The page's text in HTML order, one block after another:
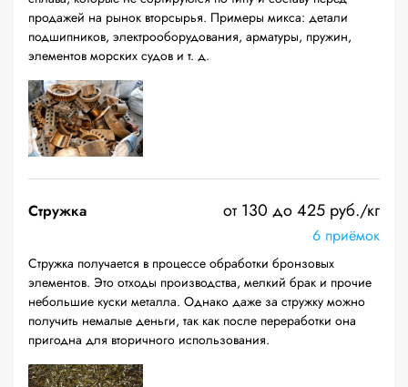
продажей на рынок вторсырья. Примеры микса: детали
подшипников, электрооборудования, арматуры, пружин,
элементов морских судов и т. д.
Стружка от 130 до 425 руб./кг
6 приёмок
Стружка получается в процессе обработки бронзовых
элементов. Это отходы производства, мелкий брак и прочие
небольшие куски металла. Однако даже за стружку можно
получить немалые деньги, так как после переработки она
пригодна для вторичного использования.